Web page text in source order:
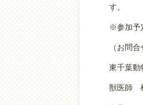
す
※参加予
（お問合
東千葉動
獣医師